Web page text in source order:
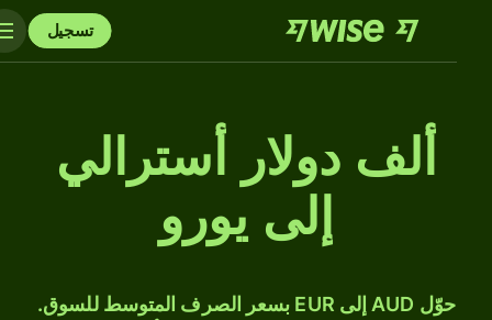
تسجيل
ألف دولار أسترالي
إلى يورو
حوّل AUD إلى EUR بسعر الصرف المتوسط للسوق.